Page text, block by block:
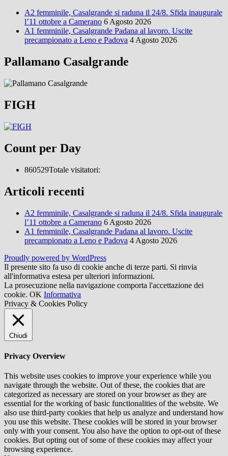
A2 femminile, Casalgrande si raduna il 24/8. Sfida inaugurale
l’11 ottobre a Camerano 6 Agosto 2026
A1 femminile, Casalgrande Padana al lavoro. Uscite
precampionato a Leno e Padova 4 Agosto 2026
Pallamano Casalgrande
FIGH
Count per Day
860529Totale visitatori:
Articoli recenti
A2 femminile, Casalgrande si raduna il 24/8. Sfida inaugurale
l’11 ottobre a Camerano 6 Agosto 2026
A1 femminile, Casalgrande Padana al lavoro. Uscite
precampionato a Leno e Padova 4 Agosto 2026
Proudly powered by WordPress
Il presente sito fa uso di cookie anche di terze parti. Si rinvia
all'informativa estesa per ulteriori informazioni.
La prosecuzione nella navigazione comporta l'accettazione dei
cookie. OK Informativa
Privacy & Cookies Policy
Chiudi
Privacy Overview
This website uses cookies to improve your experience while you
navigate through the website. Out of these, the cookies that are
categorized as necessary are stored on your browser as they are
essential for the working of basic functionalities of the website. We
also use third-party cookies that help us analyze and understand how
you use this website. These cookies will be stored in your browser
only with your consent. You also have the option to opt-out of these
cookies. But opting out of some of these cookies may affect your
browsing experience.